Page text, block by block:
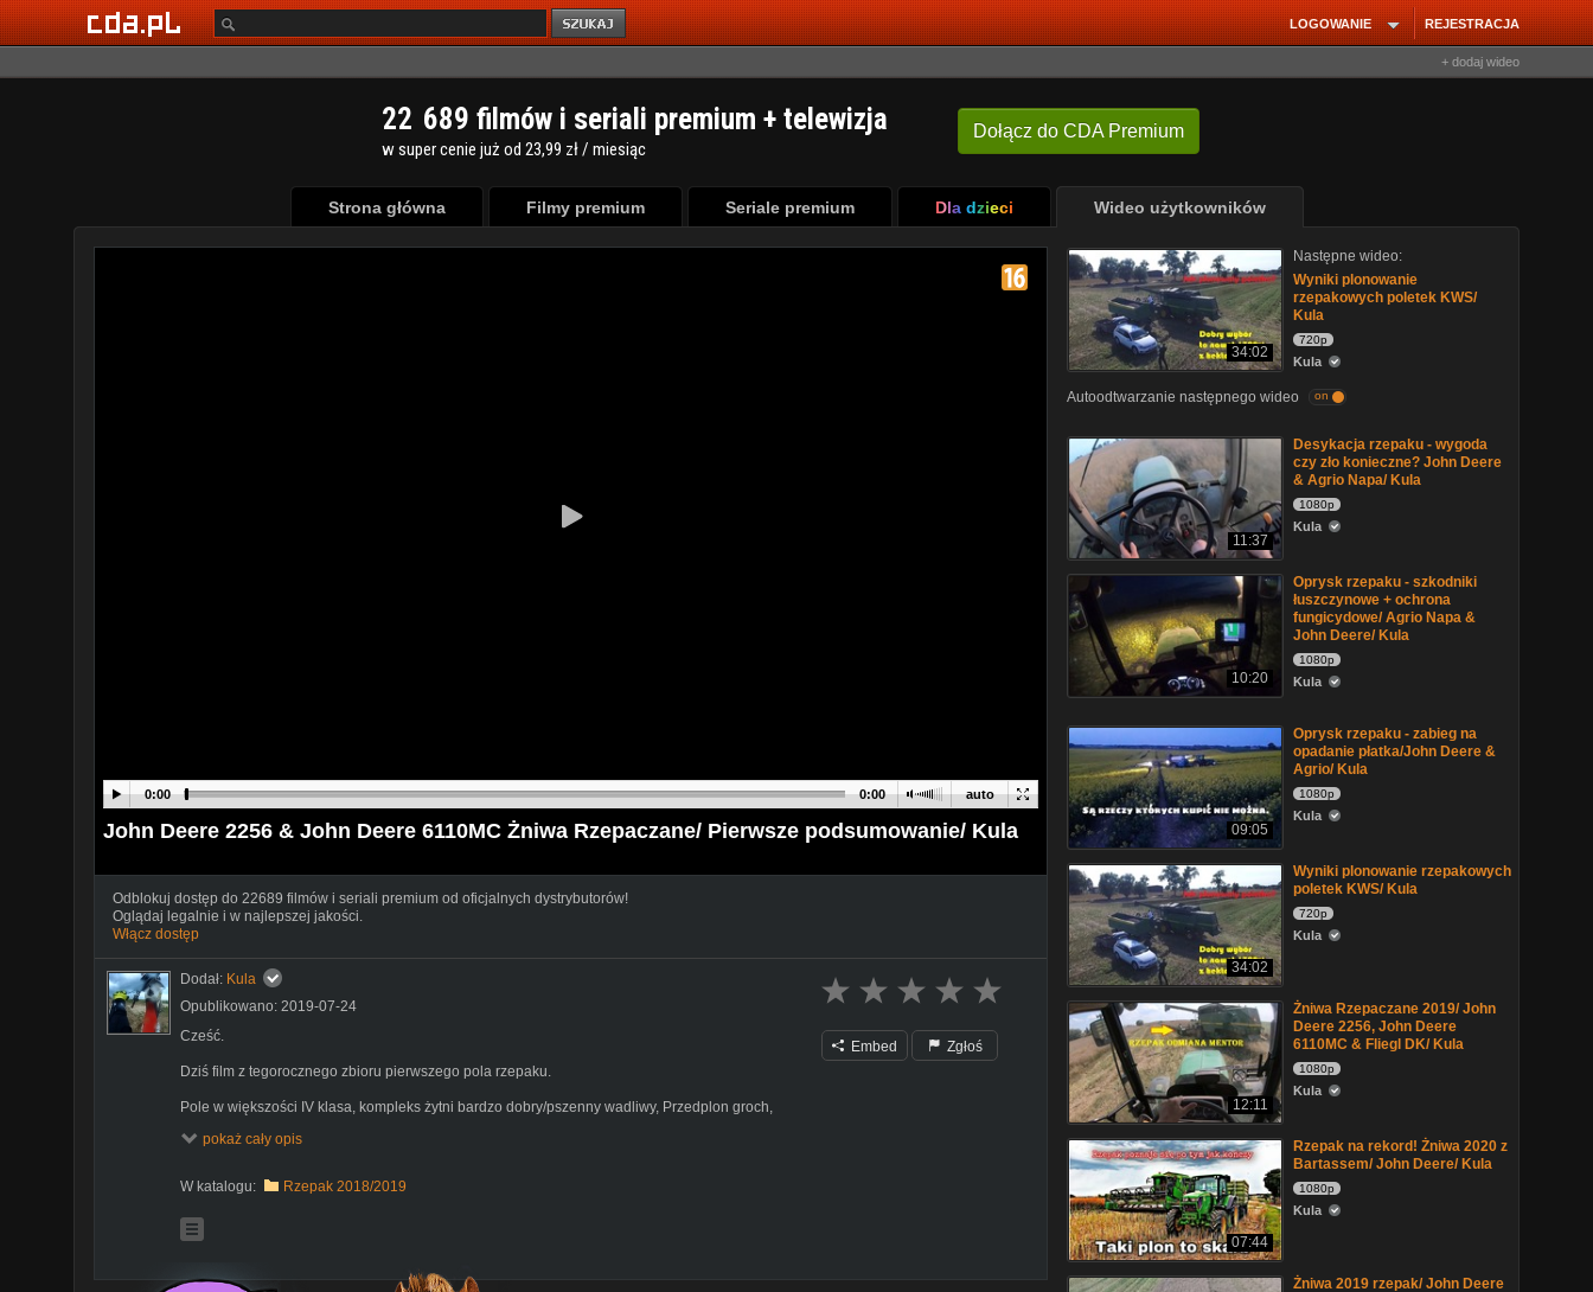
REJESTRACJA
LOGOWANIE
+ dodaj wideo
Dołącz do CDA Premium
22 689 filmów i seriali premium + telewizja
w super cenie już od 23,99 zł / miesiąc
Strona główna Filmy premium Seriale premium Dla dzieci Wideo użytkowników
auto
0:00 0:00
John Deere 2256 & John Deere 6110MC Żniwa Rzepaczane/ Pierwsze podsumowanie/ Kula
Odblokuj dostęp do 22689 filmów i seriali premium od oficjalnych dystrybutorów!
Oglądaj legalnie i w najlepszej jakości.
Włącz dostęp
Dodał: Kula
Opublikowano: 2019-07-24
Cześć.
Dziś film z tegorocznego zbioru pierwszego pola rzepaku.
Pole w większości IV klasa, kompleks żytni bardzo dobry/pszenny wadliwy, Przedplon groch,
25.07.2018 Cultus 80zł;
05.08.2018 Carrier 30zł/ha;
13.08.2018 siew Mentor 350zł;
10.09.2018 Tilmor 0,7l; - Mepik 0,15l; - Bor 150g; - Mangan 100g/ha; - Sparviero 0,075l; 120zł;
02.10.2018 Dr Green Rzepak 2kg + 0,33l Stabilan + 0,7 Orius; 90zł
pokaż cały opis
W katalogu: Rzepak 2018/2019
Embed Zgłoś
34:02
Następne wideo:
Wyniki plonowanie
rzepakowych poletek KWS/
Kula
720p
Kula
Autoodtwarzanie następnego wideo on
11:37
Desykacja rzepaku - wygoda
czy zło konieczne? John Deere
& Agrio Napa/ Kula
1080p
Kula
10:20
Oprysk rzepaku - szkodniki
łuszczynowe + ochrona
fungicydowe/ Agrio Napa &
John Deere/ Kula
1080p
Kula
09:05
Oprysk rzepaku - zabieg na
opadanie płatka/John Deere &
Agrio/ Kula
1080p
Kula
34:02
Wyniki plonowanie rzepakowych
poletek KWS/ Kula
720p
Kula
12:11
Żniwa Rzepaczane 2019/ John
Deere 2256, John Deere
6110MC & Fliegl DK/ Kula
1080p
Kula
07:44
Rzepak na rekord! Żniwa 2020 z
Bartassem/ John Deere/ Kula
1080p
Kula
Żniwa 2019 rzepak/ John Deere